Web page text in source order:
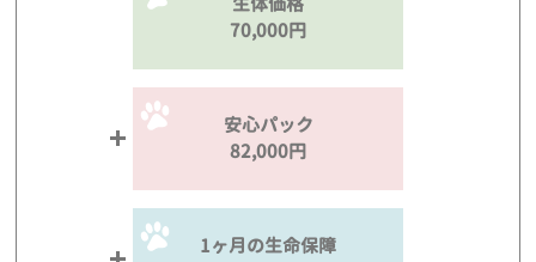
70,000円
安心パック
82,000円
1ヶ月の生命保障